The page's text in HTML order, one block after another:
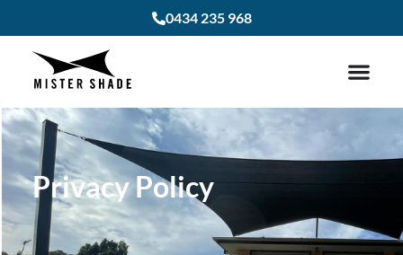
0434 235 968
Privacy Policy